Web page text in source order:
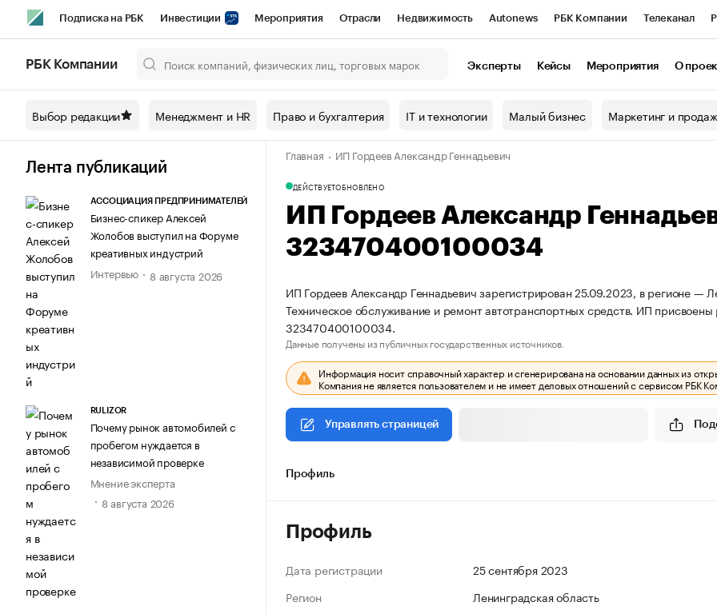
Подписка на РБК Инвестиции Мероприятия Отрасли Недвижимость Autonews РБК Компании Телеканал
Спецпроекты СПб Конференции СПб Спецпроекты Проверка контрагентов
Технологии и медиа Рынок наличной валюты
РБК Компании Эксперты Кейсы Мероприятия О
Выбор редакции Менеджмент и HR Право и бухгалтерия IT и технологии Малый бизнес Маркетинг и
Лента публикаций
АССОЦИАЦИЯ ПРЕДПРИНИМАТЕЛЕЙ
Бизнес-спикер Алексей
Жолобов выступил на Форуме
креативных индустрий
Интервью
8 августа 2026
RULIZOR
Почему рынок автомобилей с
пробегом нуждается в
независимой проверке
Мнение эксперта
8 августа 2026
Главная ИП Гордеев Александр Геннадьевич
ДЕЙСТВУЕТОБНОВЛЕНО
ИП Гордеев Александр
323470400100034
ИП Гордеев Александр Геннадьевич зарегистрирован 25.09.2023, в регионе —
Техническое обслуживание и ремонт автотранспортных средств. ИП
323470400100034.
Данные получены из публичных государственных источников.
Информация носит справочный характер и сгенерирована на основании данных из
Компания не является пользователем и не имеет деловых отношений с сервисом РБК
Управлять страницей
Профиль
Профиль
Дата регистрации
25 сентября 2023
Регион
Ленинградская область